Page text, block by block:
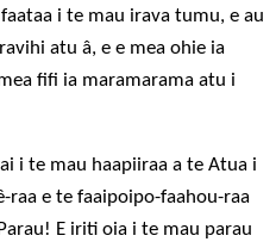
i te mau irava tumu, e au
atu â, e e mea ohie ia
fifi ia maramarama atu i
i te mau haapiiraa a te Atua i
raa e te faaipoipo-faahou-raa
E iriti oia i te mau parau